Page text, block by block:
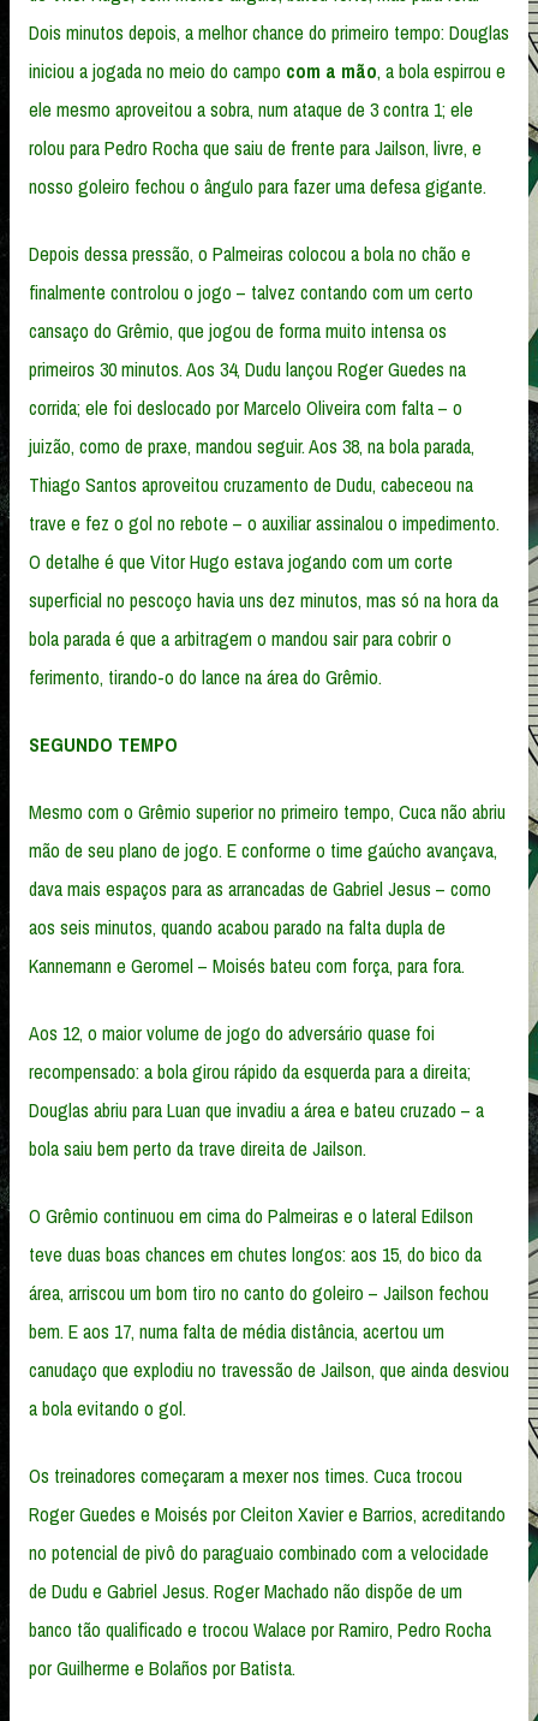
Dois minutos depois, a melhor chance do primeiro tempo: Douglas
iniciou a jogada no meio do campo com a mão, a bola espirrou e
ele mesmo aproveitou a sobra, num ataque de 3 contra 1; ele
rolou para Pedro Rocha que saiu de frente para Jailson, livre, e
nosso goleiro fechou o ângulo para fazer uma defesa gigante.
Depois dessa pressão, o Palmeiras colocou a bola no chão e
finalmente controlou o jogo – talvez contando com um certo
cansaço do Grêmio, que jogou de forma muito intensa os
primeiros 30 minutos. Aos 34, Dudu lançou Roger Guedes na
corrida; ele foi deslocado por Marcelo Oliveira com falta – o
juizão, como de praxe, mandou seguir. Aos 38, na bola parada,
Thiago Santos aproveitou cruzamento de Dudu, cabeceou na
trave e fez o gol no rebote – o auxiliar assinalou o impedimento.
O detalhe é que Vitor Hugo estava jogando com um corte
superficial no pescoço havia uns dez minutos, mas só na hora da
bola parada é que a arbitragem o mandou sair para cobrir o
ferimento, tirando-o do lance na área do Grêmio.
SEGUNDO TEMPO
Mesmo com o Grêmio superior no primeiro tempo, Cuca não abriu
mão de seu plano de jogo. E conforme o time gaúcho avançava,
dava mais espaços para as arrancadas de Gabriel Jesus – como
aos seis minutos, quando acabou parado na falta dupla de
Kannemann e Geromel – Moisés bateu com força, para fora.
Aos 12, o maior volume de jogo do adversário quase foi
recompensado: a bola girou rápido da esquerda para a direita;
Douglas abriu para Luan que invadiu a área e bateu cruzado – a
bola saiu bem perto da trave direita de Jailson.
O Grêmio continuou em cima do Palmeiras e o lateral Edilson
teve duas boas chances em chutes longos: aos 15, do bico da
área, arriscou um bom tiro no canto do goleiro – Jailson fechou
bem. E aos 17, numa falta de média distância, acertou um
canudaço que explodiu no travessão de Jailson, que ainda desviou
a bola evitando o gol.
Os treinadores começaram a mexer nos times. Cuca trocou
Roger Guedes e Moisés por Cleiton Xavier e Barrios, acreditando
no potencial de pivô do paraguaio combinado com a velocidade
de Dudu e Gabriel Jesus. Roger Machado não dispõe de um
banco tão qualificado e trocou Walace por Ramiro, Pedro Rocha
por Guilherme e Bolaños por Batista.